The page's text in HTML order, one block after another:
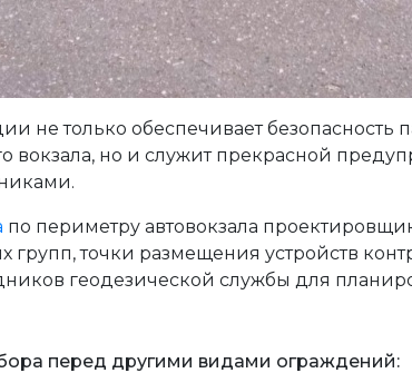
не только обеспечивает безопасность
вокзала, но и служит прекрасной
по периметру автовокзала
групп, точки размещения устройств
геодезической службы для
перед другими видами ограждений: